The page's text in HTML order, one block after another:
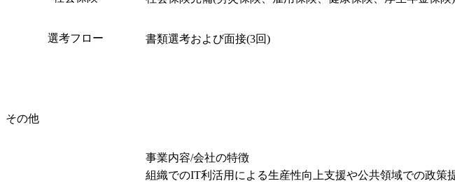
選考フロー 書類選考および面接(3回)
その他
事業内容/会社の特徴
組織でのIT利活用による生産性向上支援や公共領域での政策